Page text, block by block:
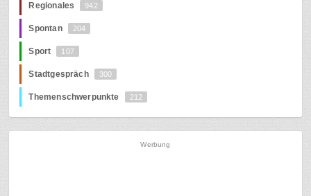
Regionales 942
Spontan 204
Sport 107
Stadtgespräch 300
Themenschwerpunkte 212
Werbung